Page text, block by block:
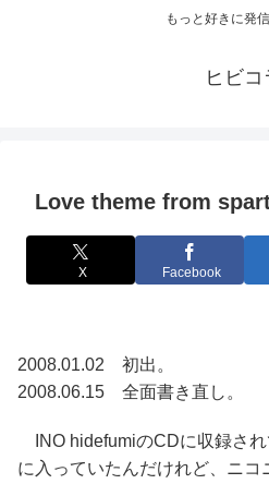
もっと好きに発信
ヒビコ
Love theme from
X Facebook
2008.01.02 初出。
2008.06.15 全面書き直し。
INO hidefumiのCDに収録さ
に入っていたんだけれど、ニコ